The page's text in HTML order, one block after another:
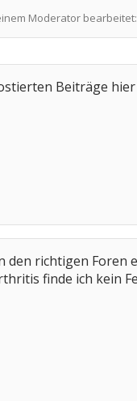
Moderator bearbeitet:
Beiträge
den richtigen Foren
finde ich kein